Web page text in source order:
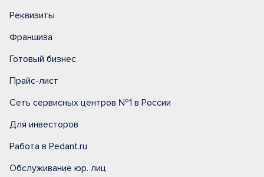
Реквизиты
Франшиза
Готовый бизнес
Прайс-лист
Сеть сервисных центров №1 в России
Для инвесторов
Работа в Pedant.ru
Обслуживание юр. лиц